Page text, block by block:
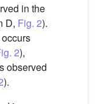
in the
D, Fig. 2).
2),
observed
).